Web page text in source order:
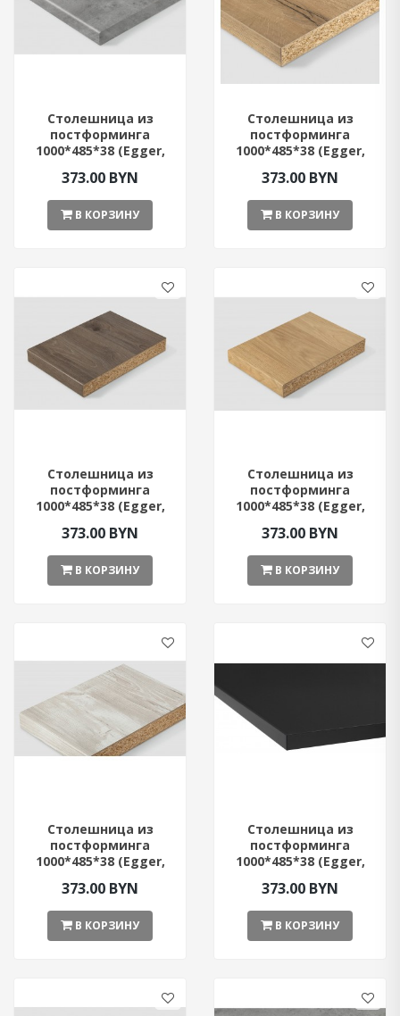
Столешница из
постформинга
1000*485*38 (Egger,
серый)
373.00 BYN
В КОРЗИНУ
Столешница из
постформинга
1000*485*38 (Egger,
373.00 BYN
В КОРЗИНУ
Столешница из
постформинга
1000*485*38 (Egger,
373.00 BYN
В КОРЗИНУ
Столешница из
постформинга
1000*485*38 (Egger,
373.00 BYN
В КОРЗИНУ
Столешница из
постформинга
1000*485*38 (Egger,
373.00 BYN
В КОРЗИНУ
Столешница из
постформинга
1000*485*38 (Egger,
373.00 BYN
В КОРЗИНУ